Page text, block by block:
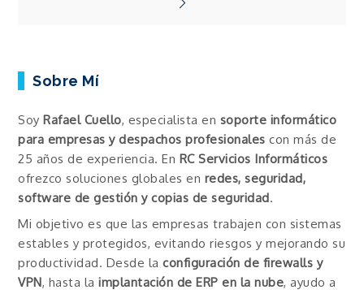
Sobre Mí
Soy Rafael Cuello, especialista en soporte informático
para empresas y despachos profesionales con más de
25 años de experiencia. En RC Servicios Informáticos
ofrezco soluciones globales en redes, seguridad,
software de gestión y copias de seguridad.
Mi objetivo es que las empresas trabajen con sistemas
estables y protegidos, evitando riesgos y mejorando su
productividad. Desde laconfiguración de firewalls y
VPN, hasta laimplantación de ERP en la nube, ayudo a